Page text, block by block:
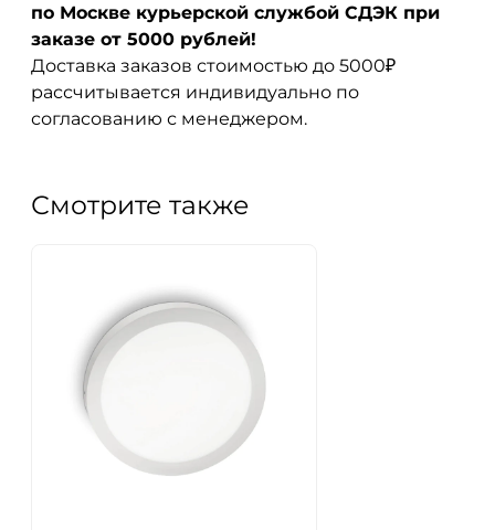
по Москве курьерской службой СДЭК при
заказе от 5000 рублей!
Доставка заказов стоимостью до 5000₽
рассчитывается индивидуально по
согласованию с менеджером.
Смотрите также